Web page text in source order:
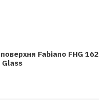
Fabiano FHG 162
Glass